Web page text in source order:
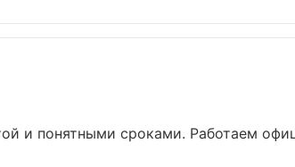
и понятными сроками. Работаем